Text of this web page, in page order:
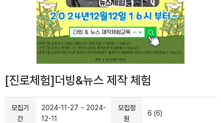
[진로체험]더빙&뉴스 제작 체험
모집기
간
2024-11-27 ~ 2024-
12-11
모집정
원
6 (6)